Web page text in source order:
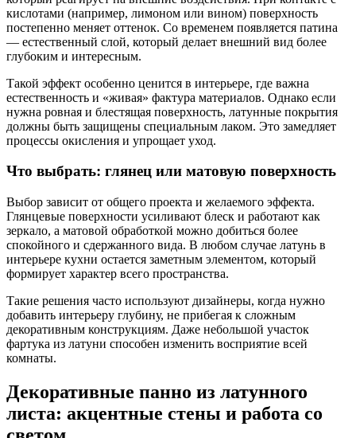
кислотами (например, лимоном или вином) поверхность
постепенно меняет оттенок. Со временем появляется патина
— естественный слой, который делает внешний вид более
глубоким и интересным.
Такой эффект особенно ценится в интерьере, где важна
естественность и «живая» фактура материалов. Однако если
нужна ровная и блестящая поверхность, латунные покрытия
должны быть защищены специальным лаком. Это замедляет
процессы окисления и упрощает уход.
Что выбрать: глянец или матовую поверхность
Выбор зависит от общего проекта и желаемого эффекта.
Глянцевые поверхности усиливают блеск и работают как
зеркало, а матовой обработкой можно добиться более
спокойного и сдержанного вида. В любом случае латунь в
интерьере кухни остается заметным элементом, который
формирует характер всего пространства.
Такие решения часто используют дизайнеры, когда нужно
добавить интерьеру глубину, не прибегая к сложным
декоративным конструкциям. Даже небольшой участок
фартука из латуни способен изменить восприятие всей
комнаты.
Декоративные панно из латунного
листа: акцентные стены и работа со